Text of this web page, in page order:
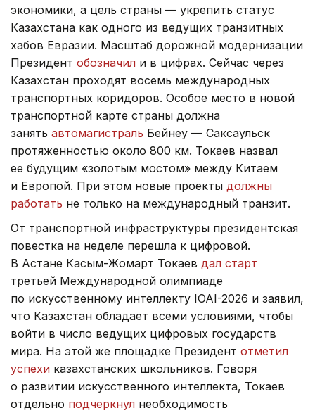
экономики, а цель страны — укрепить статус
Казахстана как одного из ведущих транзитных
хабов Евразии. Масштаб дорожной модернизации
Президент обозначил и в цифрах. Сейчас через
Казахстан проходят восемь международных
транспортных коридоров. Особое место в новой
транспортной карте страны должна
занять автомагистраль Бейнеу — Саксаульск
протяженностью около 800 км. Токаев назвал
ее будущим «золотым мостом» между Китаем
и Европой. При этом новые проекты должны
работать не только на международный транзит.
От транспортной инфраструктуры президентская
повестка на неделе перешла к цифровой.
В Астане Касым-Жомарт Токаев дал старт
третьей Международной олимпиаде
по искусственному интеллекту IOAI-2026 и заявил,
что Казахстан обладает всеми условиями, чтобы
войти в число ведущих цифровых государств
мира. На этой же площадке Президент отметил
успехи казахстанских школьников. Говоря
о развитии искусственного интеллекта, Токаев
отдельно подчеркнул необходимость